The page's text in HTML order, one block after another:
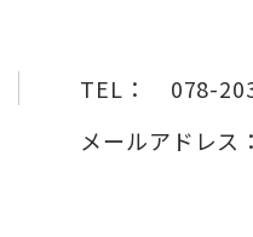
TEL： 078-
メールアドレス：